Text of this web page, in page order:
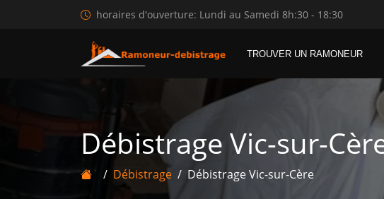
horaires d'ouverture: Lundi au Samedi 8h:30 - 18:30
TROUVER UN RAMONEUR
Débistrage Vic-sur-
Débistrage Débistrage Vic-sur-Cère